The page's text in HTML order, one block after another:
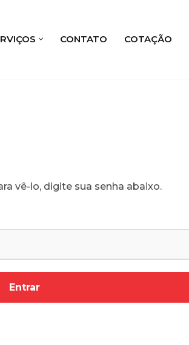
CONTATO COTAÇÃO
vê-lo, digite sua senha abaixo.